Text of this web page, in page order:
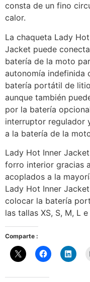
consta de un fino
calor.
La chaqueta Lady
Jacket puede
batería de la moto
autonomía indefinida
batería portátil de
aunque también
por la batería
interruptor regulador
a la batería de la
Lady Hot Inner
forro interior gracias
acoplados a la
Lady Hot Inner
colocar la batería
las tallas XS, S, M, L
Comparte :